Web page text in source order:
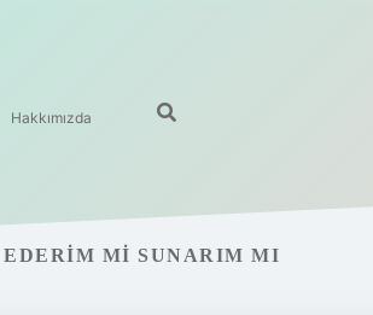
Hakkımızda
MI SUNARIM MI